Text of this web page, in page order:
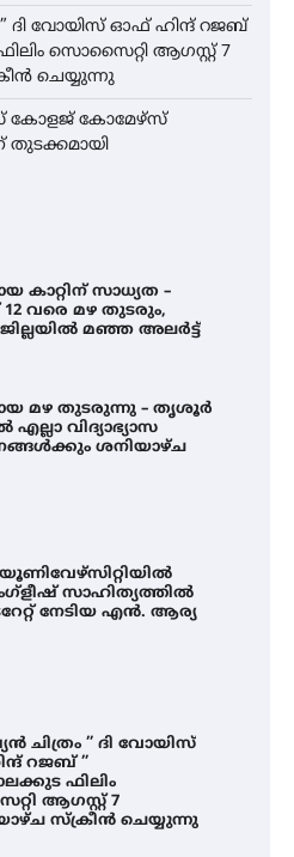
” ദി വോയിസ് ഓഫ് ഹിന്ദ് റജബ്
സൊസൈറ്റി ആഗസ്റ്റ് 7
ചെയ്യുന്നു
കോളജ് കോമേഴ്‌സ്
കാറ്റിന് സാധ്യത –
വരെ മഴ തുടരും,
മഞ്ഞ അലർട്ട്
മഴ തുടരുന്നു – തൃശൂർ
എല്ലാ വിദ്യാഭ്യാസ
ശനിയാഴ്ച
സാഹിത്യത്തിൽ
നേടിയ എൻ. ആര്യ
ചിത്രം ” ദി വോയിസ്
റജബ് ”
ഫിലിം
ആഗസ്റ്റ് 7
സ്‌ക്രീൻ ചെയ്യുന്നു